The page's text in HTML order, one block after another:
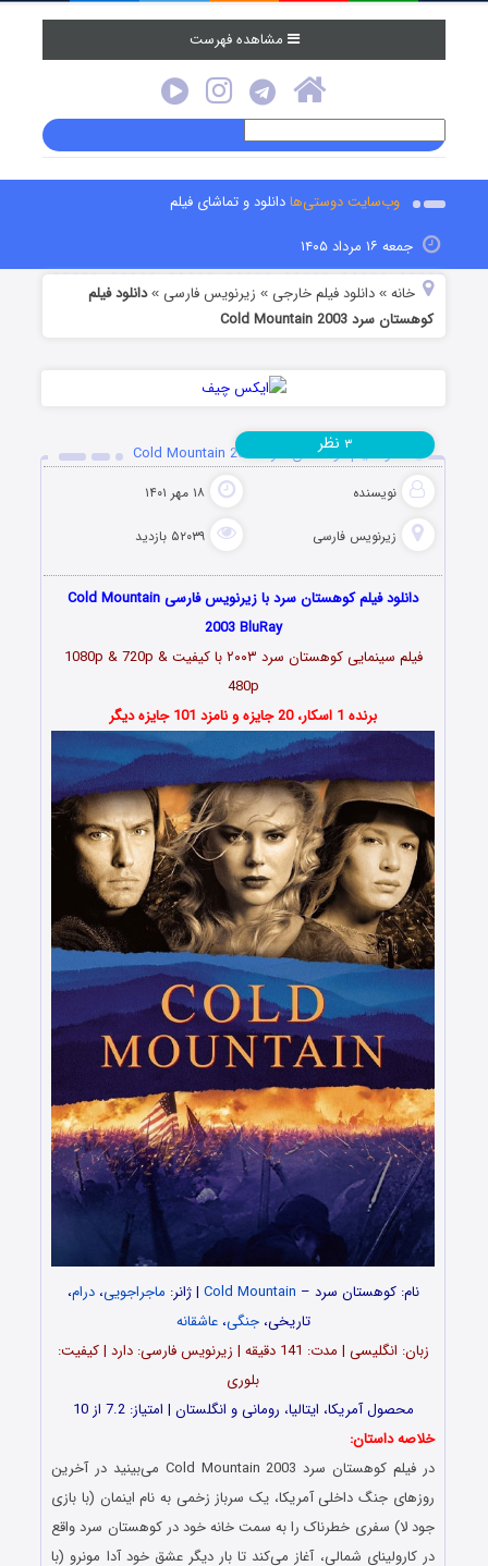
مشاهده فهرست
وب‌سایت دوستی‌هادانلود و تماشای فیلم
جمعه ۱۶ مرداد ۱۴۰۵
خانه »دانلود فیلم خارجی » زیرنویس فارسی »دانلود فیلم
کوهستان سرد Cold Mountain 2003
دانلود فیلم کوهستان سرد Cold Mountain 2003
نویسنده ۱۸ مهر ۱۴۰۱
زیرنویس فارسی ۵۲۰۳۹ بازدید
۳ نظر
دانلود فیلم کوهستان سرد با زیرنویس فارسی Cold Mountain
2003 BluRay
فیلم سینمایی کوهستان سرد ۲۰۰۳ با کیفیت 1080p & 720p &
480p
برنده 1 اسکار، 20 جایزه و نامزد 101 جایزه دیگر
نام: کوهستان سرد – Cold Mountain | ژانر: ماجراجویی،درام،
تاریخی،جنگی،عاشقانه
زبان: انگلیسی | مدت: 141 دقیقه | زیرنویس فارسی: دارد | کیفیت:
بلوری
محصول آمریکا، ایتالیا، رومانی و انگلستان | امتیاز: 7.2 از 10
خلاصه داستان:
در فیلم کوهستان سرد Cold Mountain 2003 می‌بینید در آخرین
روزهای جنگ داخلی آمریکا، یک سرباز زخمی به نام اینمان (با بازی
جود لا) سفری خطرناک را به سمت خانه خود در کوهستان سرد واقع
در کارولینای شمالی، آغاز می‌کند تا بار دیگر عشق خود آدا مونرو (با